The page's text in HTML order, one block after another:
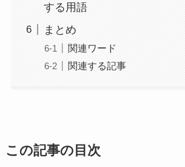
する用語
まとめ
関連ワード
関連する記事
この記事の目次